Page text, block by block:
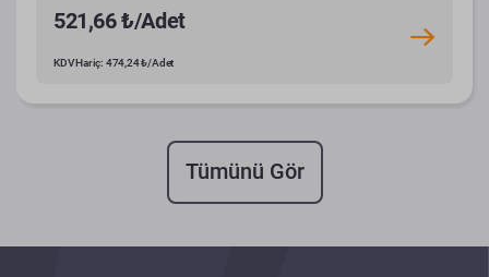
521,66 ₺/Adet
KDV Hariç: 474,24 ₺/Adet
Tümünü Gör